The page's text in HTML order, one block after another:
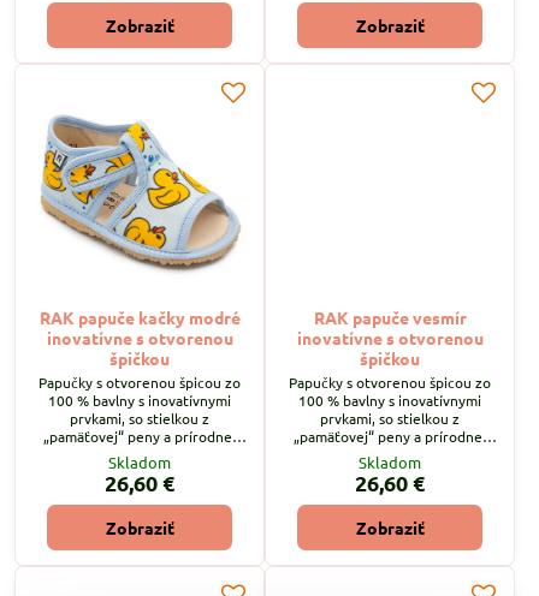
Zobraziť Zobraziť
RAK papuče kačky modré
inovatívne s otvorenou
špičkou
Papučky s otvorenou špicou zo
100 % bavlny s inovatívnymi
prvkami, so stielkou z
„pamäťovej“ peny a prírodnej
podšívkovej ECO kože
(chromfree), so zapínaním na
"suchý zips ".
Skladom
26,60 €
Zobraziť
RAK papuče vesmír
inovatívne s otvorenou
špičkou
Papučky s otvorenou špicou zo
100 % bavlny s inovatívnymi
prvkami, so stielkou z
„pamäťovej“ peny a prírodnej
podšívkovej ECO kože
(chromfree), so zapínaním na
"suchý zips ".
Skladom
26,60 €
Zobraziť